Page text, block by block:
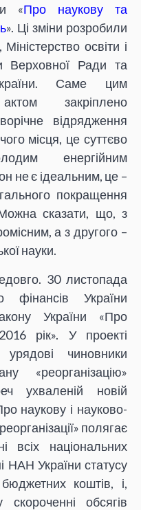
«Про наукову та
». Ці зміни розробили
освіти і
Верховної Ради та
Саме цим
закріплено
відрядження
місця, це суттєво
енергійним
не є ідеальним, це –
покращення
Можна сказати, що, з
а з другого –
науки.
30 листопада
фінансів України
України «Про
рік». У проекті
чиновники
«реорганізацію»
ухваленій новій
наукову і науково-
полягає
всіх національних
НАН України статусу
коштів, і,
скороченні обсягів